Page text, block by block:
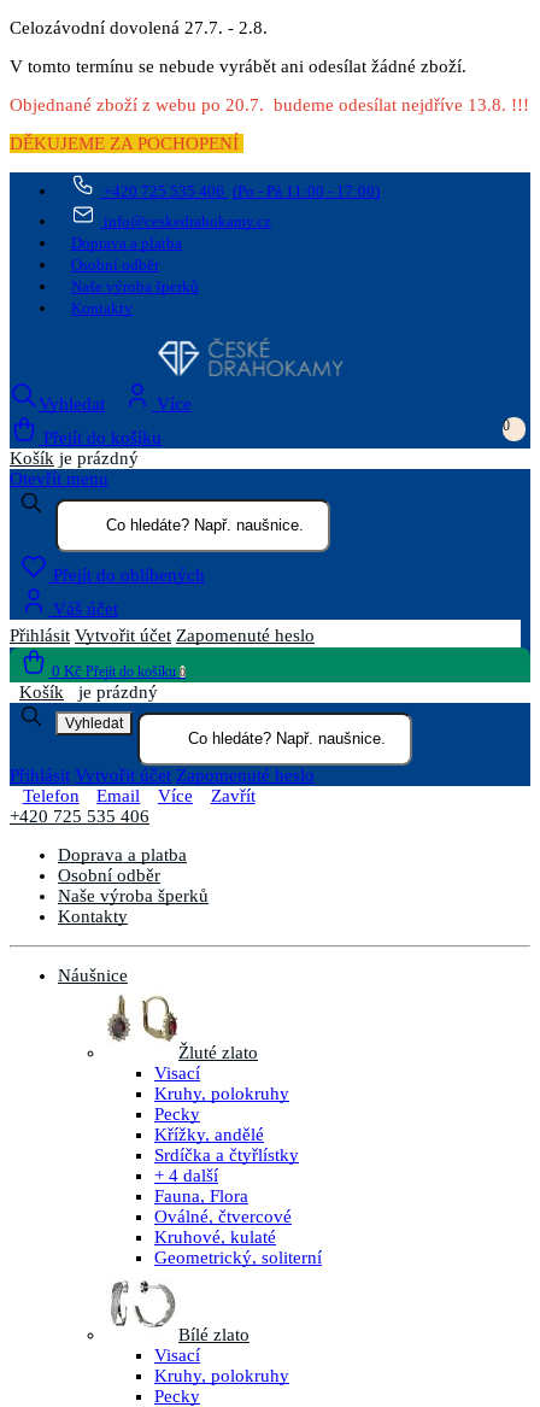
Celozávodní dovolená 27.7. - 2.8.
V tomto termínu se nebude vyrábět ani odesílat žádné zboží.
Objednané zboží z webu po 20.7. budeme odesílat nejdříve 13.8. !!!
DĚKUJEME ZA POCHOPENÍ
+420 725 535 406 (Po - Pá 11:00 - 17:00)
info@ceskedrahokamy.cz
Doprava a platba
Osobní odběr
Naše výroba šperků
Kontakty
Vyhledat
Více
Přejít do košíku
0
Košík je prázdný
Otevřít menu
Přejít do oblíbených
Váš účet
Přihlásit Vytvořit účet Zapomenuté heslo
0 Kč Přejít do košíku 0
Košík je prázdný
Vyhledat
Přihlásit Vytvořit účet Zapomenuté heslo
Telefon
Email Více
Zavřít
+420 725 535 406
Doprava a platba
Osobní odběr
Naše výroba šperků
Kontakty
Náušnice
Žluté zlato
Visací
Kruhy, polokruhy
Pecky
Křížky, andělé
Srdíčka a čtyřlístky
+ 4 další
Fauna, Flora
Oválné, čtvercové
Kruhové, kulaté
Geometrický, soliterní
Bílé zlato
Visací
Kruhy, polokruhy
Pecky